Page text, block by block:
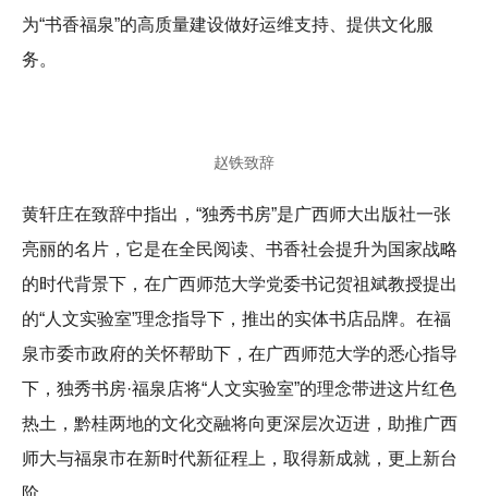
为“书香福泉”的高质量建设做好运维支持、提供文化服
务。
赵铁致辞
黄轩庄在致辞中指出，“独秀书房”是广西师大出版社一张
亮丽的名片，它是在全民阅读、书香社会提升为国家战略
的时代背景下，在广西师范大学党委书记贺祖斌教授提出
的“人文实验室”理念指导下，推出的实体书店品牌。在福
泉市委市政府的关怀帮助下，在广西师范大学的悉心指导
下，独秀书房·福泉店将“人文实验室”的理念带进这片红色
热土，黔桂两地的文化交融将向更深层次迈进，助推广西
师大与福泉市在新时代新征程上，取得新成就，更上新台